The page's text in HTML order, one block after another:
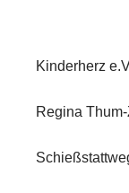
Kinderherz
Regina